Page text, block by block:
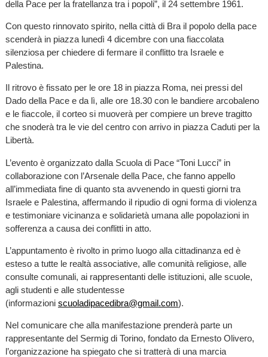
della Pace per la fratellanza tra i popoli”, il 24 settembre 1961.
Con questo rinnovato spirito, nella città di Bra il popolo della pace
scenderà in piazza lunedì 4 dicembre con una fiaccolata
silenziosa per chiedere di fermare il conflitto tra Israele e
Palestina.
Il ritrovo è fissato per le ore 18 in piazza Roma, nei pressi del
Dado della Pace e da lì, alle ore 18.30 con le bandiere arcobaleno
e le fiaccole, il corteo si muoverà per compiere un breve tragitto
che snoderà tra le vie del centro con arrivo in piazza Caduti per la
Libertà.
L’evento è organizzato dalla Scuola di Pace “Toni Lucci” in
collaborazione con l’Arsenale della Pace, che fanno appello
all’immediata fine di quanto sta avvenendo in questi giorni tra
Israele e Palestina, affermando il ripudio di ogni forma di violenza
e testimoniare vicinanza e solidarietà umana alle popolazioni in
sofferenza a causa dei conflitti in atto.
L’appuntamento è rivolto in primo luogo alla cittadinanza ed è
esteso a tutte le realtà associative, alle comunità religiose, alle
consulte comunali, ai rappresentanti delle istituzioni, alle scuole,
agli studenti e alle studentesse
(informazioni scuoladipacedibra@gmail.com).
Nel comunicare che alla manifestazione prenderà parte un
rappresentante del Sermig di Torino, fondato da Ernesto Olivero,
l’organizzazione ha spiegato che si tratterà di una marcia